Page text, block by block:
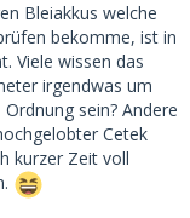
Bleiakkus welche
bekomme, ist in
Viele wissen das
irgendwas um
sein? Andere
Cetek
kurzer Zeit voll